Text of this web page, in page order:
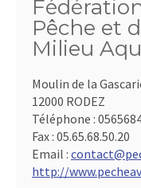
Pêche et
Milieu
Moulin de la
12000 RODEZ
Téléphone :
Fax : 05.65.68.50.20
Email :
http://